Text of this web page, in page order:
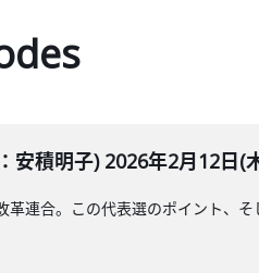
安積明子) 2026年2月12日(
連合。この代表選のポイント、